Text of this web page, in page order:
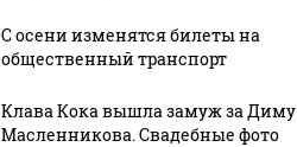
С осени изменятся билеты на
общественный транспорт
Клава Кока вышла замуж за Диму
Масленникова. Свадебные фото